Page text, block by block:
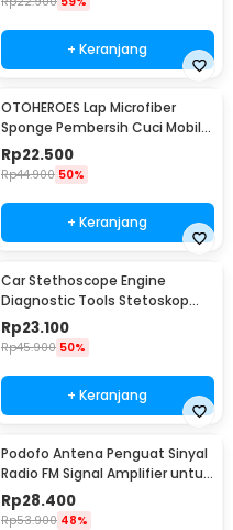
+ Keranjang
OTOHEROES Lap Microfiber
Sponge Pembersih Cuci Mobil
Motor - TP266
Rp22.500
Rp44.900 50%
+ Keranjang
Car Stethoscope Engine
Diagnostic Tools Stetoskop
Mesin Mobil - W80582
Rp23.100
Rp45.900 50%
+ Keranjang
Podofo Antena Penguat Sinyal
Radio FM Signal Amplifier untuk
Mobil - ANT-208
Rp28.400
Rp53.900 48%